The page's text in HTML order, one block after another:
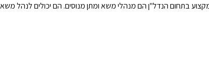
בתחום הנדל"ן הם מנהלי משא ומתן מנוסים. הם יכולים לנהל